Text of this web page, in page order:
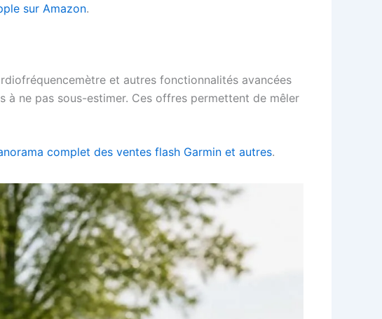
sur Amazon.
et autres fonctionnalités avancées
ne pas sous-estimer. Ces offres permettent de mêler
complet des ventes flash Garmin et autres.